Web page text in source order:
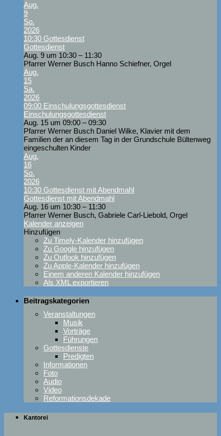
Aug.
9
So.
2026
10:30 Gottesdienst
Gottesdienst
Aug. 9 um 10:30 – 11:30
Pfarrer Werner Busch Hanno Schiefner, Orgel
Aug.
15
Sa.
2026
09:00 Einschulungsgottesdienst
Einschulungsgottesdienst
Aug. 15 um 09:00 – 09:30
Pfarrer Werner Busch Daniel Wilke, Klavier mit dem
Familien der an diesem Tag in der Grundschule Bültenweg
eingeschulten Kinder
Aug.
16
So.
2026
10:30 Gottesdienst mit Abendmahl
Gottesdienst mit Abendmahl
Aug. 16 um 10:30 – 11:30
Pfarrer Werner Busch, Gabriele Carl-Liebold, Orgel
Kalender anzeigen
Hinzufügen
Zu Timely-Kalender hinzufügen
Zu Google hinzufügen
Zu Outlook hinzufügen
Zu Apple-Kalender hinzufügen
Einem anderen Kalender hinzufügen
Als XML exportieren
Beitragskategorien
Veranstaltungen
Musik
Vorträge
Führungen
Gottesdienste
Predigten
Informationen
Foto
Audio
Video
Reformationsdekade
Kantorei